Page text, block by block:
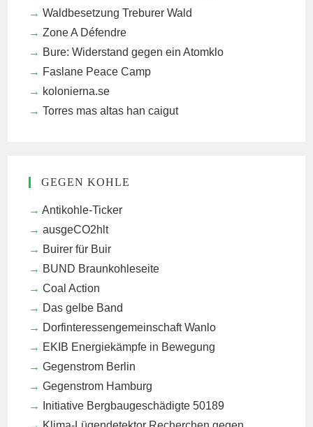
Waldbesetzung Treburer Wald
Zone A Défendre
Bure: Widerstand gegen ein Atomklo
Faslane Peace Camp
kolonierna.se
Torres mas altas han caigut
GEGEN KOHLE
Antikohle-Ticker
ausgeCO2hlt
Buirer für Buir
BUND Braunkohleseite
Coal Action
Das gelbe Band
Dorfinteressengemeinschaft Wanlo
EKIB Energiekämpfe in Bewegung
Gegenstrom Berlin
Gegenstrom Hamburg
Initiative Bergbaugeschädigte 50189